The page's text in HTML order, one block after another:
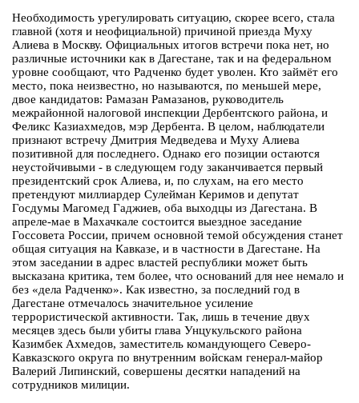
Необходимость урегулировать ситуацию, скорее всего, стала
главной (хотя и неофициальной) причиной приезда Муху
Алиева в Москву. Официальных итогов встречи пока нет, но
различные источники как в Дагестане, так и на федеральном
уровне сообщают, что Радченко будет уволен. Кто займёт его
место, пока неизвестно, но называются, по меньшей мере,
двое кандидатов: Рамазан Рамазанов, руководитель
межрайонной налоговой инспекции Дербентского района, и
Феликс Казиахмедов, мэр Дербента. В целом, наблюдатели
признают встречу Дмитрия Медведева и Муху Алиева
позитивной для последнего. Однако его позиции остаются
неустойчивыми - в следующем году заканчивается первый
президентский срок Алиева, и, по слухам, на его место
претендуют миллиардер Сулейман Керимов и депутат
Госдумы Магомед Гаджиев, оба выходцы из Дагестана. В
апреле-мае в Махачкале состоится выездное заседание
Госсовета России, причем основной темой обсуждения станет
общая ситуация на Кавказе, и в частности в Дагестане. На
этом заседании в адрес властей республики может быть
высказана критика, тем более, что оснований для нее немало и
без «дела Радченко». Как известно, за последний год в
Дагестане отмечалось значительное усиление
террористической активности. Так, лишь в течение двух
месяцев здесь были убиты глава Унцукульского района
Казимбек Ахмедов, заместитель командующего Северо-
Кавказского округа по внутренним войскам генерал-майор
Валерий Липинский, совершены десятки нападений на
сотрудников милиции.